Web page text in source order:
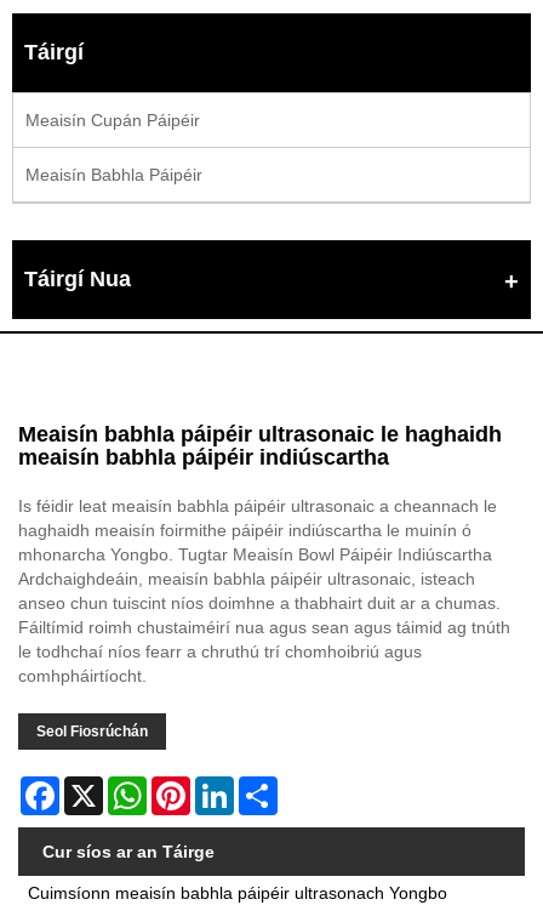
Táirgí
Meaisín Cupán Páipéir
Meaisín Babhla Páipéir
Táirgí Nua
Meaisín babhla páipéir ultrasonaic le haghaidh
meaisín babhla páipéir indiúscartha
Is féidir leat meaisín babhla páipéir ultrasonaic a cheannach le
haghaidh meaisín foirmithe páipéir indiúscartha le muinín ó
mhonarcha Yongbo. Tugtar Meaisín Bowl Páipéir Indiúscartha
Ardchaighdeáin, meaisín babhla páipéir ultrasonaic, isteach
anseo chun tuiscint níos doimhne a thabhairt duit ar a chumas.
Fáiltímid roimh chustaiméirí nua agus sean agus táimid ag tnúth
le todhchaí níos fearr a chruthú trí chomhoibriú agus
comhpháirtíocht.
Seol Fiosrúchán
Facebook
X WhatsAppPinterestLinkedIn
Cur síos ar an Táirge
Cuimsíonn meaisín babhla páipéir ultrasonach Yongbo